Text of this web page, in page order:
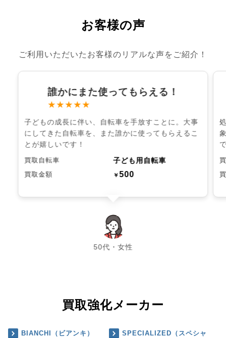
お客様の声
ご利用いただいたお客様のリアルな声をご紹介！
誰かにまた使ってもらえる！
★★★★★
子どもの成長に伴い、自転車を手放すことに。大事
にしてきた自転車を、また誰かに使ってもらえるこ
とが嬉しいです！
買取自転車 子ども用自転車
買取金額 ￥500
50代・女性
chevron_left chevron_right
買取強化メーカー
BIANCHI（ビアンキ）
SPECIALIZED（スペシャ